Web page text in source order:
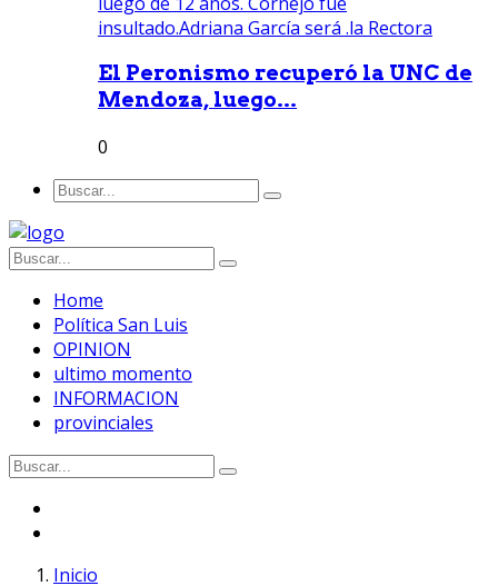
El Peronismo recuperó la UNC de
Mendoza, luego...
0
Home
Política San Luis
OPINION
ultimo momento
INFORMACION
provinciales
Inicio